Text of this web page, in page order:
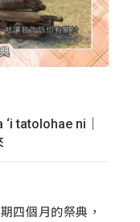
‘i tatolohae ni｜
四個月的祭典，